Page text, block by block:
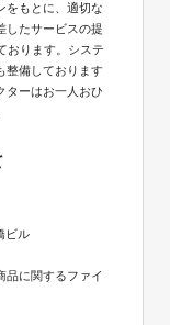
をもとに、適切な
したサービスの提
おります。システ
整備しております
ターはお一人おひ
ビル
品に関するファイ